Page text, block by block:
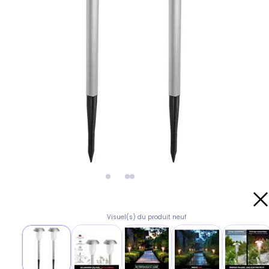
Visuel(s) du produit neuf